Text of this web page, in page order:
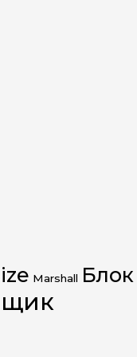
Marshall Блок